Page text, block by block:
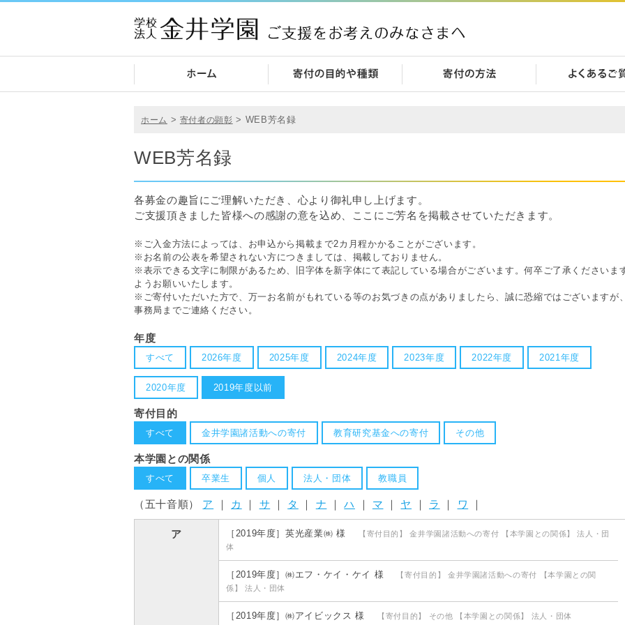
ホーム > 寄付者の顕彰 > WEB芳名録
WEB芳名録
各募金の趣旨にご理解いただき、心より御礼申し上げます。
ご支援頂きました皆様への感謝の意を込め、ここにご芳名を掲載させていただきます。
※ご入金方法によっては、お申込から掲載まで2カ月程かかることがございます。
※お名前の公表を希望されない方につきましては、掲載しておりません。
※表示できる文字に制限があるため、旧字体を新字体にて表記している場合がございます。何卒ご了承くださいま
ようお願いいたします。
※ご寄付いただいた方で、万一お名前がもれている等のお気づきの点がありましたら、誠に恐縮ではございますが
事務局までご連絡ください。
年度
すべて 2026年度 2025年度 2024年度 2023年度 2022年度 2021年度
2020年度 2019年度以前
寄付目的
すべて 金井学園諸活動への寄付 教育研究基金への寄付 その他
本学園との関係
すべて 卒業生 個人 法人・団体 教職員
（五十音順） ア カ サ タ ナ ｜ハ マ ヤ ラ ワ
ア ［2019年度］英光産業㈱ 様
【寄付目的】 金井学園諸活動への寄付 【本学園との関係】 法人・団
体
［2019年度］㈱エフ・ケイ・ケイ 様
【寄付目的】 金井学園諸活動への寄付 【本学園との関
係】 法人・団体
［2019年度］㈱アイビックス 様 【寄付目的】 その他 【本学園との関係】 法人・団体